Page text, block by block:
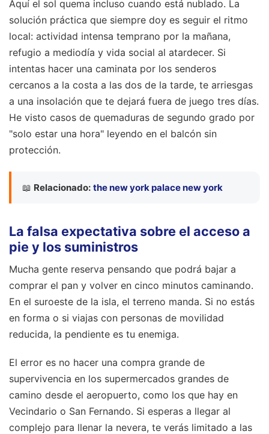
Aquí el sol quema incluso cuando está nublado. La
solución práctica que siempre doy es seguir el ritmo
local: actividad intensa temprano por la mañana,
refugio a mediodía y vida social al atardecer. Si
intentas hacer una caminata por los senderos
cercanos a la costa a las dos de la tarde, te arriesgas
a una insolación que te dejará fuera de juego tres días.
He visto casos de quemaduras de segundo grado por
"solo estar una hora" leyendo en el balcón sin
protección.
📖 Relacionado: the new york palace new york
La falsa expectativa sobre el acceso a
pie y los suministros
Mucha gente reserva pensando que podrá bajar a
comprar el pan y volver en cinco minutos caminando.
En el suroeste de la isla, el terreno manda. Si no estás
en forma o si viajas con personas de movilidad
reducida, la pendiente es tu enemiga.
El error es no hacer una compra grande de
supervivencia en los supermercados grandes de
camino desde el aeropuerto, como los que hay en
Vecindario o San Fernando. Si esperas a llegar al
complejo para llenar la nevera, te verás limitado a las